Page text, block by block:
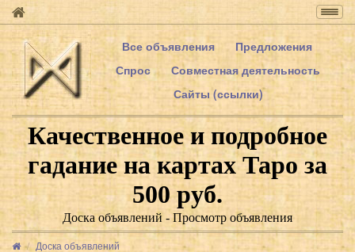
Все объявления
Предложения
Спрос
Совместная деятельность
Сайты (ссылки)
Качественное и подробное
гадание на картах Таро за
500 руб.
Доска объявлений - Просмотр объявления
Доска объявлений